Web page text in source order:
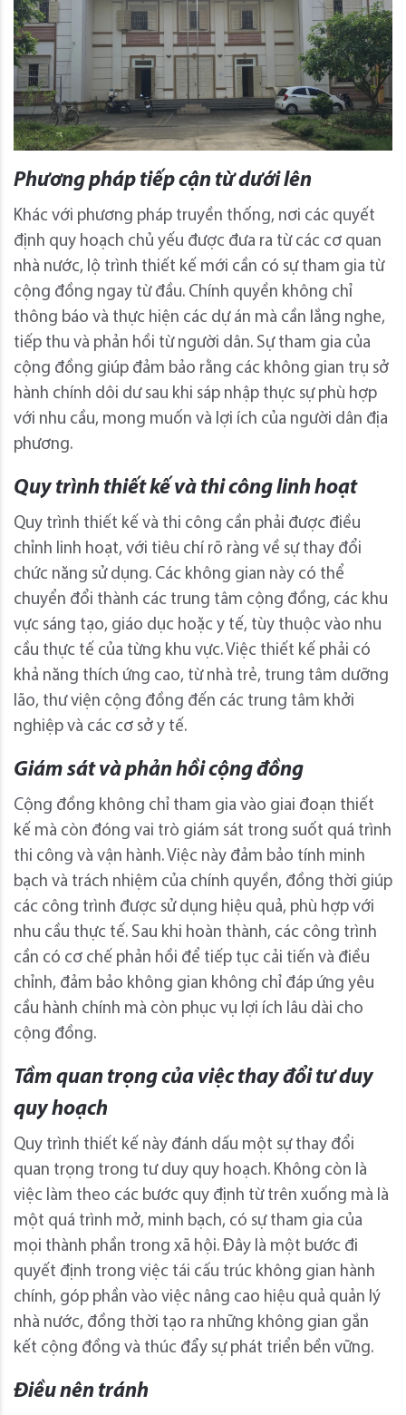
Phương pháp tiếp cận từ dưới lên
Khác với phương pháp truyền thống, nơi các quyết
định quy hoạch chủ yếu được đưa ra từ các cơ quan
nhà nước, lộ trình thiết kế mới cần có sự tham gia từ
cộng đồng ngay từ đầu. Chính quyền không chỉ
thông báo và thực hiện các dự án mà cần lắng nghe,
tiếp thu và phản hồi từ người dân. Sự tham gia của
cộng đồng giúp đảm bảo rằng các không gian trụ sở
hành chính dôi dư sau khi sáp nhập thực sự phù hợp
với nhu cầu, mong muốn và lợi ích của người dân địa
phương.
Quy trình thiết kế và thi công linh hoạt
Quy trình thiết kế và thi công cần phải được điều
chỉnh linh hoạt, với tiêu chí rõ ràng về sự thay đổi
chức năng sử dụng. Các không gian này có thể
chuyển đổi thành các trung tâm cộng đồng, các khu
vực sáng tạo, giáo dục hoặc y tế, tùy thuộc vào nhu
cầu thực tế của từng khu vực. Việc thiết kế phải có
khả năng thích ứng cao, từ nhà trẻ, trung tâm dưỡng
lão, thư viện cộng đồng đến các trung tâm khởi
nghiệp và các cơ sở y tế.
Giám sát và phản hồi cộng đồng
Cộng đồng không chỉ tham gia vào giai đoạn thiết
kế mà còn đóng vai trò giám sát trong suốt quá trình
thi công và vận hành. Việc này đảm bảo tính minh
bạch và trách nhiệm của chính quyền, đồng thời giúp
các công trình được sử dụng hiệu quả, phù hợp với
nhu cầu thực tế. Sau khi hoàn thành, các công trình
cần có cơ chế phản hồi để tiếp tục cải tiến và điều
chỉnh, đảm bảo không gian không chỉ đáp ứng yêu
cầu hành chính mà còn phục vụ lợi ích lâu dài cho
cộng đồng.
Tầm quan trọng của việc thay đổi tư duy
quy hoạch
Quy trình thiết kế này đánh dấu một sự thay đổi
quan trọng trong tư duy quy hoạch. Không còn là
việc làm theo các bước quy định từ trên xuống mà là
một quá trình mở, minh bạch, có sự tham gia của
mọi thành phần trong xã hội. Đây là một bước đi
quyết định trong việc tái cấu trúc không gian hành
chính, góp phần vào việc nâng cao hiệu quả quản lý
nhà nước, đồng thời tạo ra những không gian gắn
kết cộng đồng và thúc đẩy sự phát triển bền vững.
Điều nên tránh